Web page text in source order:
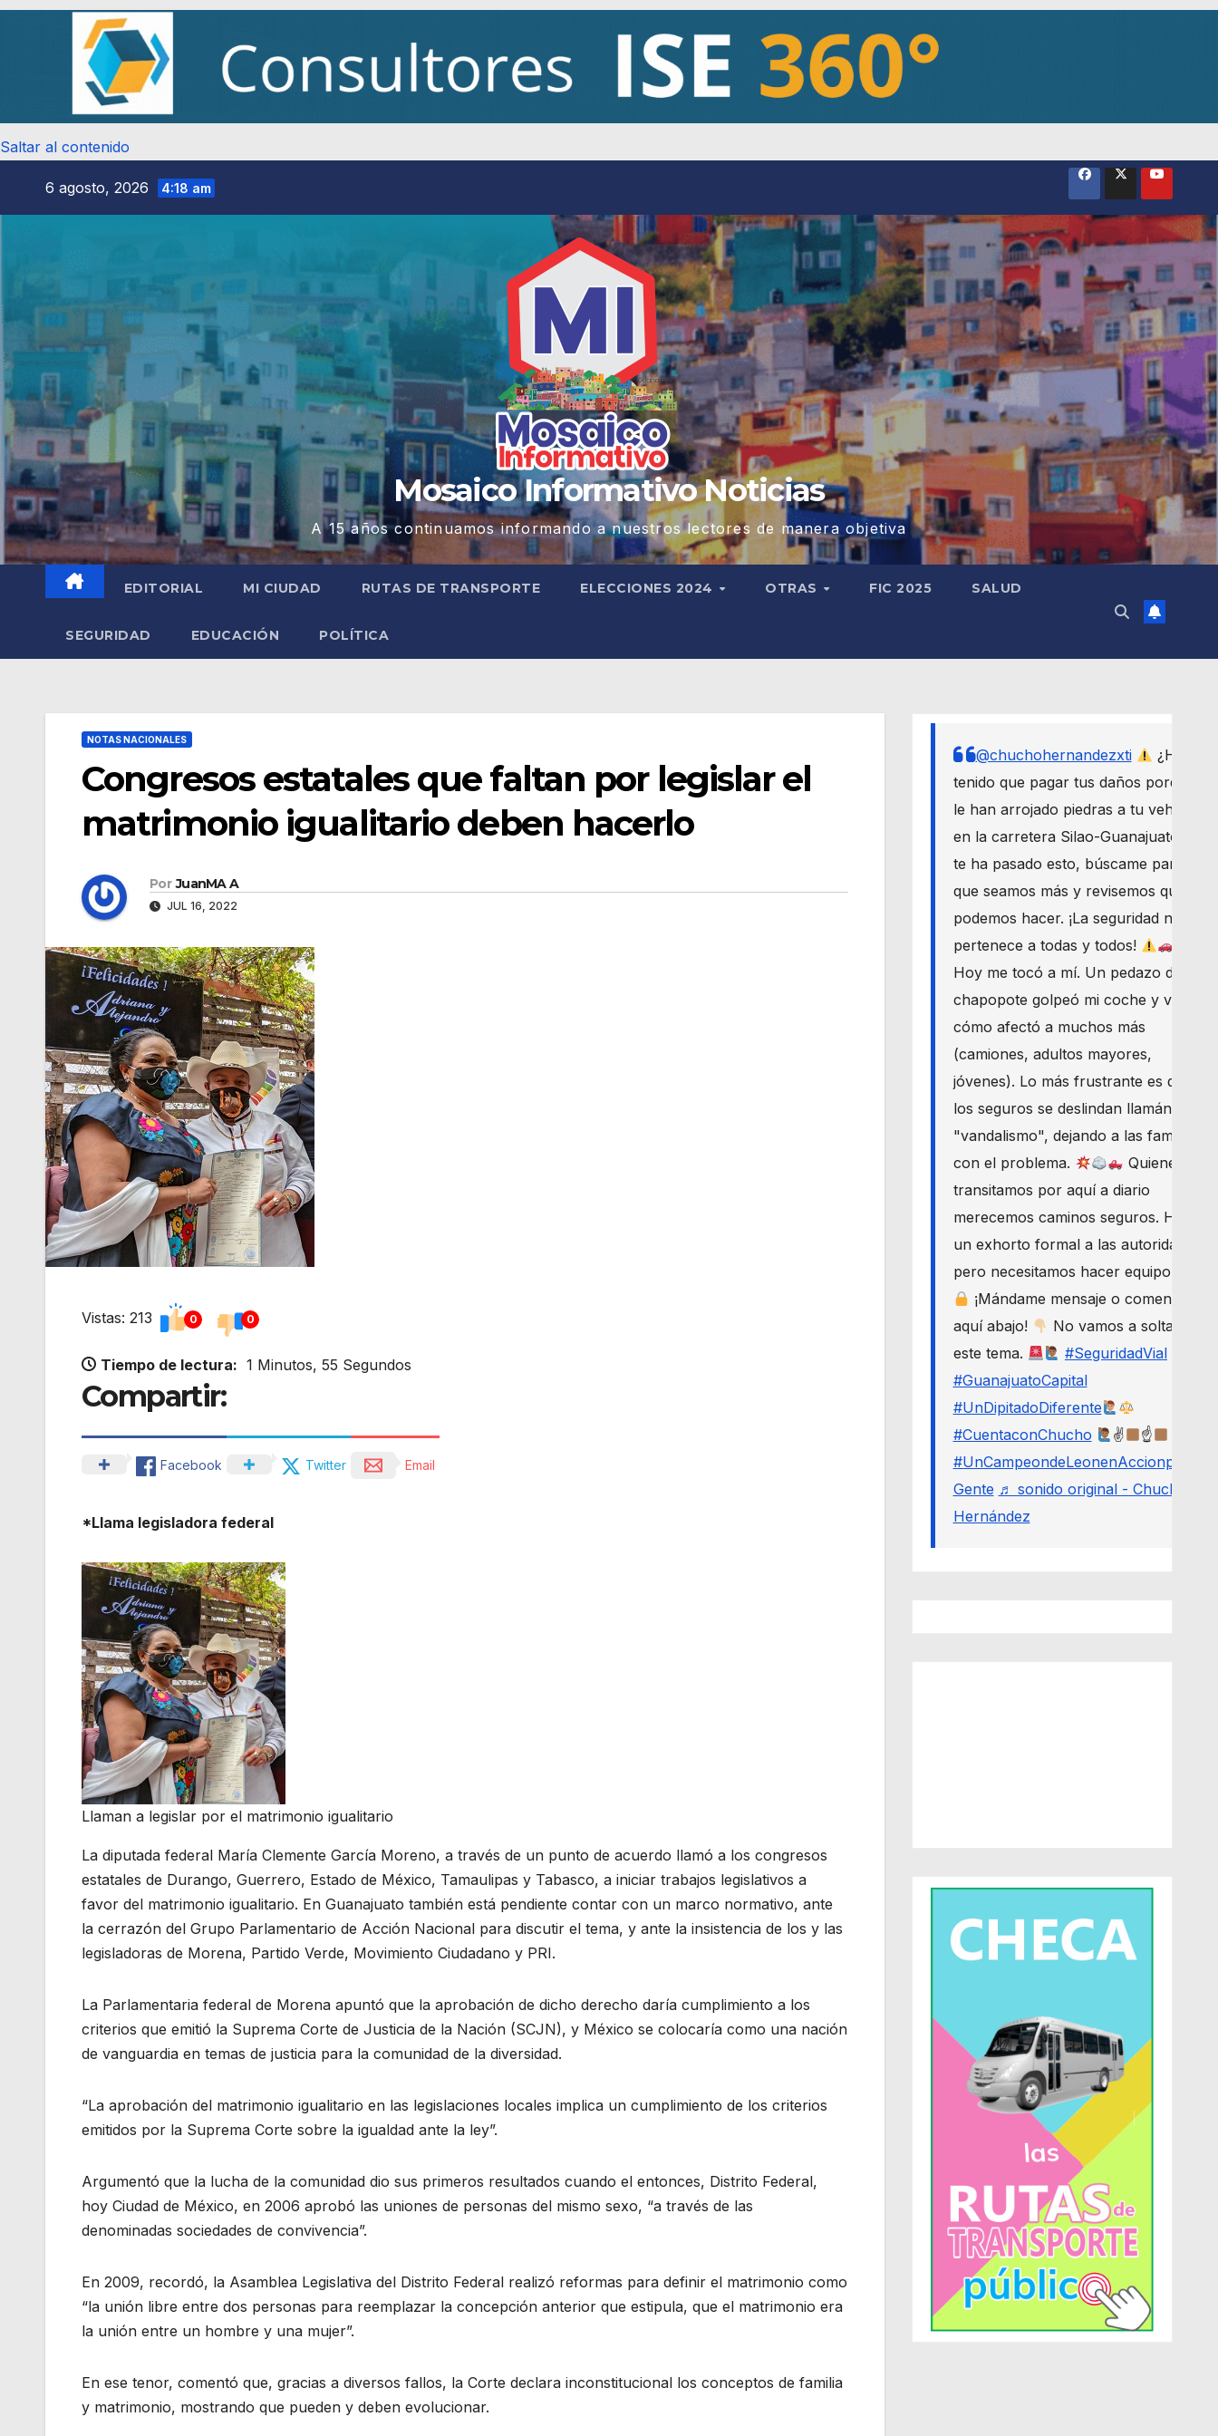
Saltar al contenido
6 agosto, 2026 4:18 am
Mosaico Informativo Noticias
A 15 años continuamos informando a nuestros lectores de manera objetiva
EDITORIAL MI CIUDAD RUTAS DE TRANSPORTE ELECCIONES 2024 OTRAS FIC 2025 SALUD
SEGURIDAD EDUCACIÓN POLÍTICA
NOTAS NACIONALES
Congresos estatales que faltan por legislar el
matrimonio igualitario deben hacerlo
Por JuanMA A
JUL 16, 2022
Vistas: 213 0 0
Tiempo de lectura: 1 Minutos, 55 Segundos
Compartir:
Facebook Twitter Email
*Llama legisladora federal
Llaman a legislar por el matrimonio igualitario
La diputada federal María Clemente García Moreno, a través de un punto de acuerdo llamó a los congresos
estatales de Durango, Guerrero, Estado de México, Tamaulipas y Tabasco, a iniciar trabajos legislativos a
favor del matrimonio igualitario. En Guanajuato también está pendiente contar con un marco normativo, ante
la cerrazón del Grupo Parlamentario de Acción Nacional para discutir el tema, y ante la insistencia de los y las
legisladoras de Morena, Partido Verde, Movimiento Ciudadano y PRI.
La Parlamentaria federal de Morena apuntó que la aprobación de dicho derecho daría cumplimiento a los
criterios que emitió la Suprema Corte de Justicia de la Nación (SCJN), y México se colocaría como una nación
de vanguardia en temas de justicia para la comunidad de la diversidad.
“La aprobación del matrimonio igualitario en las legislaciones locales implica un cumplimiento de los criterios
emitidos por la Suprema Corte sobre la igualdad ante la ley”.
Argumentó que la lucha de la comunidad dio sus primeros resultados cuando el entonces, Distrito Federal,
hoy Ciudad de México, en 2006 aprobó las uniones de personas del mismo sexo, “a través de las
denominadas sociedades de convivencia”.
En 2009, recordó, la Asamblea Legislativa del Distrito Federal realizó reformas para definir el matrimonio como
“la unión libre entre dos personas para reemplazar la concepción anterior que estipula, que el matrimonio era
la unión entre un hombre y una mujer”.
En ese tenor, comentó que, gracias a diversos fallos, la Corte declara inconstitucional los conceptos de familia
y matrimonio, mostrando que pueden y deben evolucionar.
@chuchohernandezxti
¿Has
tenido que pagar tus daños porque
le han arrojado piedras a tu vehículo
en la carretera Silao-Guanajuato? Si
te ha pasado esto, búscame para
que seamos más y revisemos qué
podemos hacer. ¡La seguridad nos
pertenece a todas y todos!
Hoy me tocó a mí. Un pedazo de
chapopote golpeó mi coche y vi
cómo afectó a muchos más
(camiones, adultos mayores,
jóvenes). Lo más frustrante es que
los seguros se deslindan llamándolo
"vandalismo", dejando a las familias
con el problema.
Quienes
transitamos por aquí a diario
merecemos caminos seguros. Haré
un exhorto formal a las autoridades,
pero necesitamos hacer equipo.
¡Mándame mensaje o comenta
aquí abajo!
No vamos a soltar
este tema.
#SeguridadVial
#GuanajuatoCapital
#UnDipitadoDiferente
#CuentaconChucho
✌
☝
#UnCampeondeLeonenAccionporLa
Gente ♬ sonido original - Chucho
Hernández